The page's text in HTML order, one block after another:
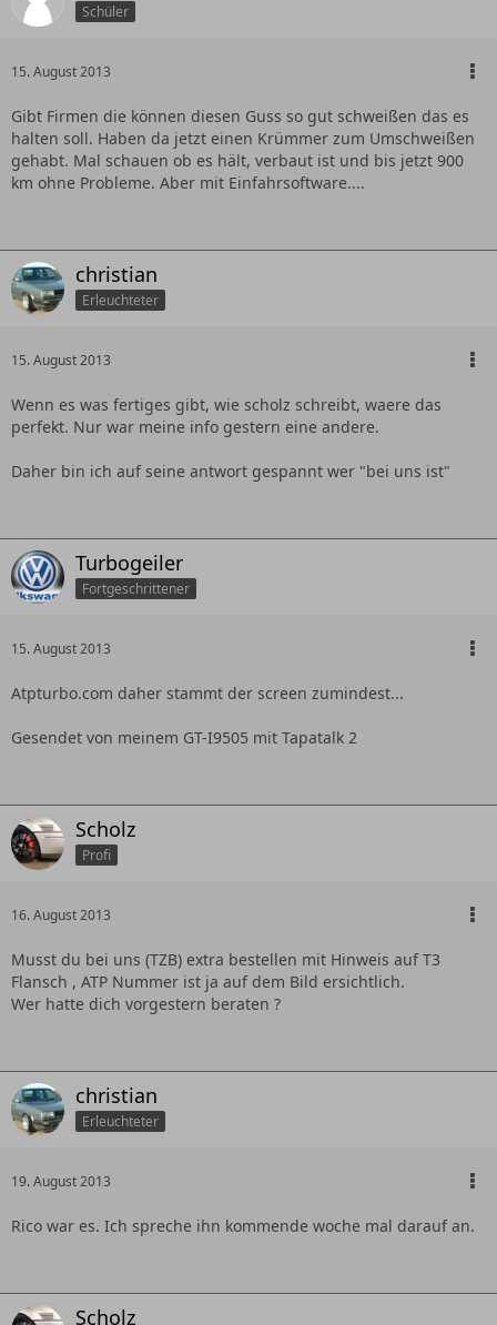
Schüler
15. August 2013
Gibt Firmen die können diesen Guss so gut schweißen das es
halten soll. Haben da jetzt einen Krümmer zum Umschweißen
gehabt. Mal schauen ob es hält, verbaut ist und bis jetzt 900
km ohne Probleme. Aber mit Einfahrsoftware....
christian
Erleuchteter
15. August 2013
Wenn es was fertiges gibt, wie scholz schreibt, waere das
perfekt. Nur war meine info gestern eine andere.
Daher bin ich auf seine antwort gespannt wer "bei uns ist"
Turbogeiler
Fortgeschrittener
15. August 2013
Atpturbo.com daher stammt der screen zumindest...
Gesendet von meinem GT-I9505 mit Tapatalk 2
Scholz
Profi
16. August 2013
Musst du bei uns (TZB) extra bestellen mit Hinweis auf T3
Flansch , ATP Nummer ist ja auf dem Bild ersichtlich.
Wer hatte dich vorgestern beraten ?
christian
Erleuchteter
19. August 2013
Rico war es. Ich spreche ihn kommende woche mal darauf an.
Scholz